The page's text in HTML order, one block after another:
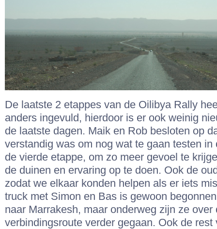
De laatste 2 etappes van de Oilibya Rally
anders ingevuld, hierdoor is er ook weinig
de laatste dagen. Maik en Rob besloten op
verstandig was om nog wat te gaan testen in
de vierde etappe, om zo meer gevoel te
de duinen en ervaring op te doen. Ook de
zodat we elkaar konden helpen als er iets
truck met Simon en Bas is gewoon
naar Marrakesh, maar onderweg zijn ze over
verbindingsroute verder gegaan. Ook de rest